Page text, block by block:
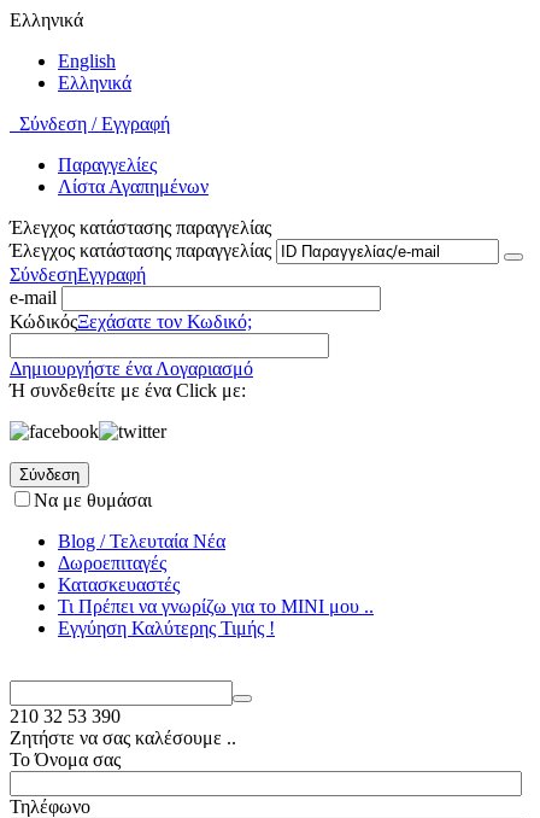
Ελληνικά
English
Ελληνικά
Σύνδεση / Εγγραφή
Παραγγελίες
Λίστα Αγαπημένων
Έλεγχος κατάστασης παραγγελίας
Έλεγχος κατάστασης παραγγελίας
ΣύνδεσηΕγγραφή
e-mail
ΚώδικόςΞεχάσατε τον Κωδικό;
Δημιουργήστε ένα Λογαριασμό
Ή συνδεθείτε με ένα Click με:
Σύνδεση
Να με θυμάσαι
Blog / Τελευταία Νέα
Δωροεπιταγές
Κατασκευαστές
Τι Πρέπει να γνωρίζω για το MΙΝΙ μου ..
Εγγύηση Καλύτερης Τιμής !
210 32 53 390
Ζητήστε να σας καλέσουμε ..
Το Όνομα σας
Τηλέφωνο